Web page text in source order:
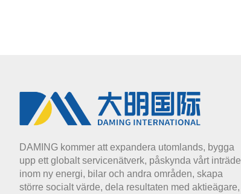
DAMING kommer att expandera utomlands, bygga
upp ett globalt servicenätverk, påskynda vårt inträde
inom ny energi, bilar och andra områden, skapa
större socialt värde, dela resultaten med aktieägare,